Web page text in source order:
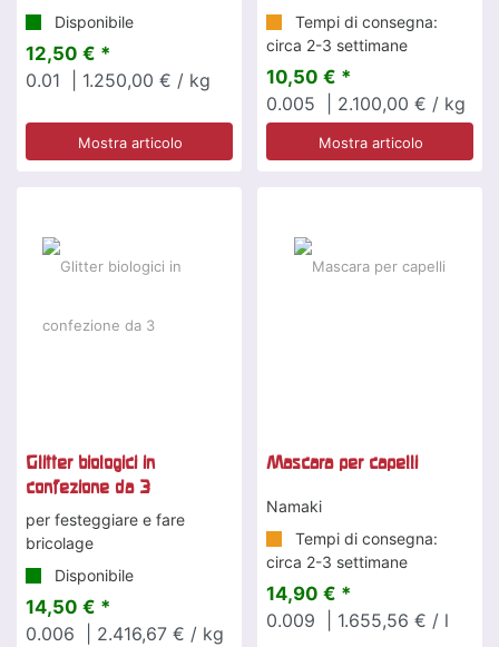
Disponibile
12,50 € *
0.01
| 1.250,00 € / kg
Mostra articolo
Tempi di consegna:
circa 2-3 settimane
10,50 € *
0.005
| 2.100,00 € / kg
Mostra articolo
Glitter biologici in
confezione da 3
per festeggiare e fare
bricolage
Disponibile
14,50 € *
0.006
| 2.416,67 € / kg
Mascara per capelli
Namaki
Tempi di consegna:
circa 2-3 settimane
14,90 € *
0.009
| 1.655,56 € / l